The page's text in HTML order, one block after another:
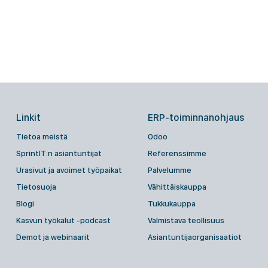
Linkit
Tietoa meistä
SprintIT:n asiantuntijat
Urasivut ja avoimet työpaikat
Tietosuoja
Blogi
Kasvun työkalut -podcast
Demot ja webinaarit
ERP-toiminnanohjaus
Odoo
Referenssimme
Palvelumme
Vähittäiskauppa
Tukkukauppa
Valmistava teollisuus
Asiantuntijaorganisaatiot